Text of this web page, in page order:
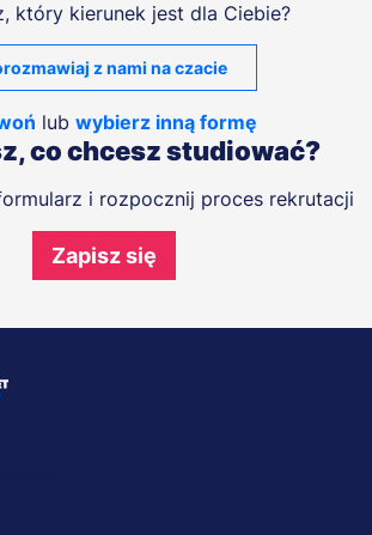
który kierunek jest dla Ciebie?
z nami na czacie
lub wybierz inną formę
co chcesz studiować?
i rozpocznij proces rekrutacji
Zapisz się